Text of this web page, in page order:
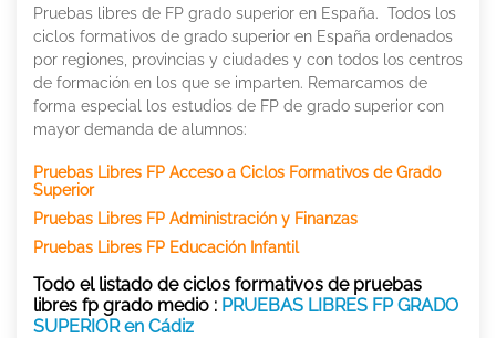
Pruebas libres de FP grado superior en España. Todos los
ciclos formativos de grado superior en España ordenados
por regiones, provincias y ciudades y con todos los centros
de formación en los que se imparten. Remarcamos de
forma especial los estudios de FP de grado superior con
mayor demanda de alumnos:
Pruebas Libres FP Acceso a Ciclos Formativos de Grado
Superior
Pruebas Libres FP Administración y Finanzas
Pruebas Libres FP Educación Infantil
Todo el listado de ciclos formativos de pruebas
libres fp grado medio : PRUEBAS LIBRES FP GRADO
SUPERIOR en Cádiz